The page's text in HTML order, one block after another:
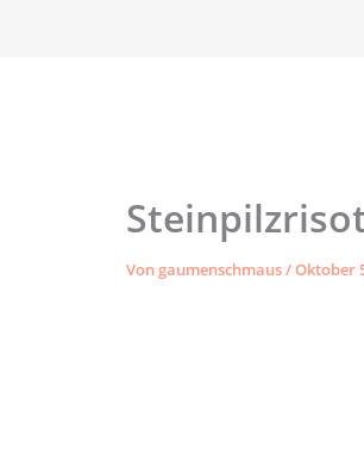
Vongaumenschmaus/Oktober